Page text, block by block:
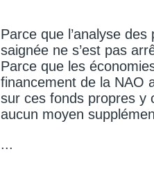
Parce que l’analyse
saignée ne s’est pas
Parce que les
financement de la NAO
sur ces fonds propres y
aucun moyen
...